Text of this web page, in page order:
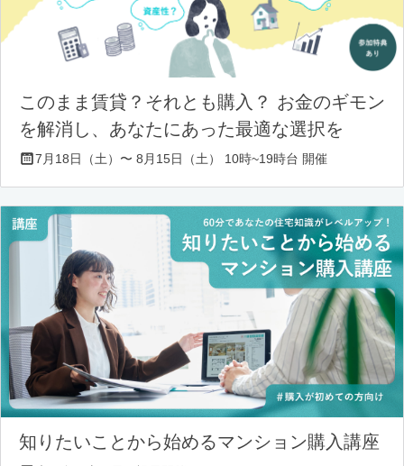
このまま賃貸？それとも購入？ お金のギモン
を解消し、あなたにあった最適な選択を
7月18日（土）〜 8月15日（土） 10時~19時台 開催
知りたいことから始めるマンション購入講座